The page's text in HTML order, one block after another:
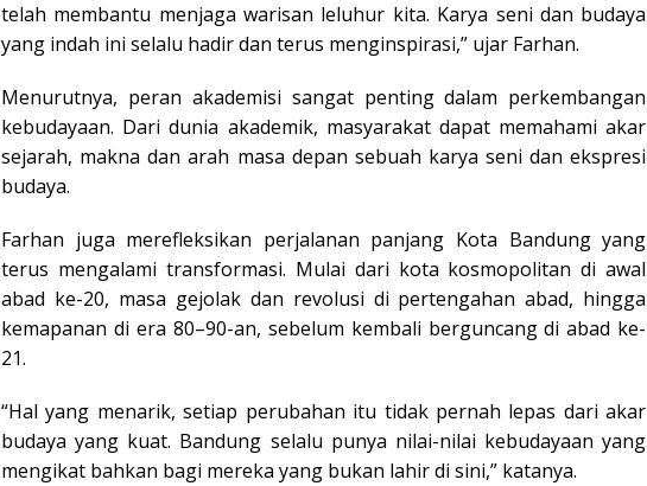
telah membantu menjaga warisan leluhur kita. Karya seni dan budaya
yang indah ini selalu hadir dan terus menginspirasi,” ujar Farhan.
Menurutnya, peran akademisi sangat penting dalam perkembangan
kebudayaan. Dari dunia akademik, masyarakat dapat memahami akar
sejarah, makna dan arah masa depan sebuah karya seni dan ekspresi
budaya.
Farhan juga merefleksikan perjalanan panjang Kota Bandung yang
terus mengalami transformasi. Mulai dari kota kosmopolitan di awal
abad ke-20, masa gejolak dan revolusi di pertengahan abad, hingga
kemapanan di era 80–90-an, sebelum kembali berguncang di abad ke-
21.
“Hal yang menarik, setiap perubahan itu tidak pernah lepas dari akar
budaya yang kuat. Bandung selalu punya nilai-nilai kebudayaan yang
mengikat bahkan bagi mereka yang bukan lahir di sini,” katanya.